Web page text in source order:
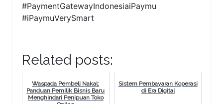
#PaymentGatewayIndonesiaiPaymu
#iPaymuVerySmart
Related posts:
Waspada Pembeli Nakal:
Panduan Pemilik Bisnis Baru
Menghindari Penipuan Toko
Sistem Pembayaran Koperasi
di Era Digital